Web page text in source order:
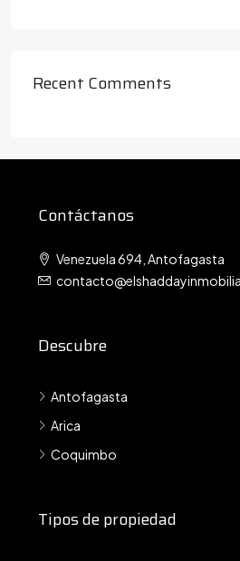
Recent Comments
Contáctanos
Venezuela 694, Antofagasta
Descubre
Antofagasta
Arica
Coquimbo
Tipos de propiedad